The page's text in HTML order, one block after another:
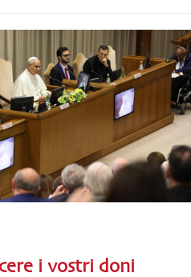
i vostri doni